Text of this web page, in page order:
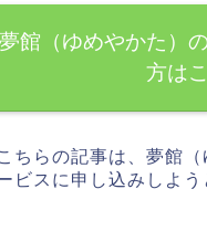
夢館（ゆめやかた）
方は
ちらの記事は、夢館
ビスに申し込みしよ